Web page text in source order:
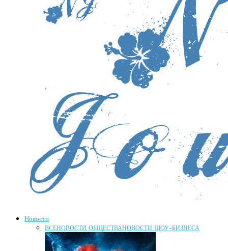
Новости
ВСЕНОВОСТИ ОБЩЕСТВАНОВОСТИ ШОУ-БИЗНЕСА